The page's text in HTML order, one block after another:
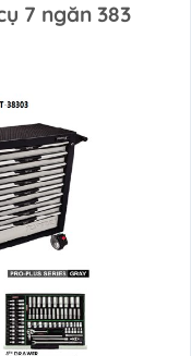
7 ngăn 383